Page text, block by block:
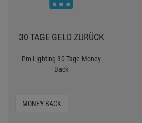
30 TAGE GELD ZURÜCK
Pro Lighting 30 Tage Money
Back
MONEY BACK